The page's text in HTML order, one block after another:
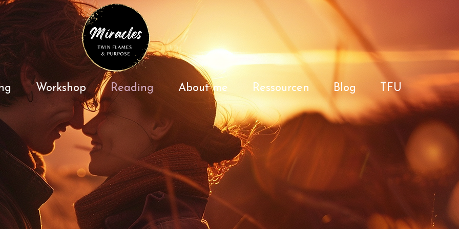
Workshop Reading About me Ressourcen Blog TFU